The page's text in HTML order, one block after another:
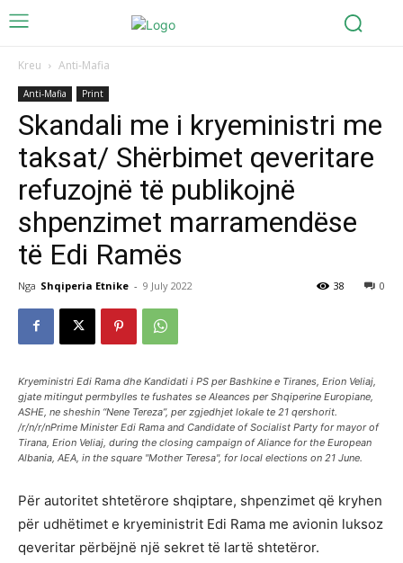
Kreu Anti-Mafia
Anti-Mafia Print
Skandali me i kryeministri me
taksat/ Shërbimet qeveritare
refuzojnë të publikojnë
shpenzimet marramendëse
të Edi Ramës
Nga Shqiperia Etnike - 9 July 2022 0
38
Kryeministri Edi Rama dhe Kandidati i PS per Bashkine e Tiranes, Erion Veliaj,
gjate mitingut permbylles te fushates se Aleances per Shqiperine Europiane,
ASHE, ne sheshin “Nene Tereza”, per zgjedhjet lokale te 21 qershorit.
/r/n/r/nPrime Minister Edi Rama and Candidate of Socialist Party for mayor of
Tirana, Erion Veliaj, during the closing campaign of Aliance for the European
Albania, AEA, in the square "Mother Teresa", for local elections on 21 June.
Për autoritet shtetërore shqiptare, shpenzimet që kryhen
për udhëtimet e kryeministrit Edi Rama me avionin luksoz
qeveritar përbëjnë një sekret të lartë shtetëror.